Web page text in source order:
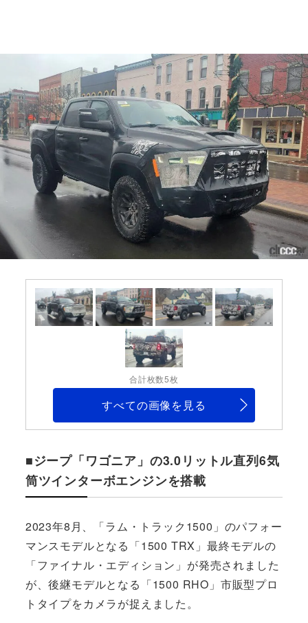
合計枚数5枚
すべての画像を見る
■ジープ「ワゴニア」の3.0リットル直列6気
筒ツインターボエンジンを搭載
2023年8月、「ラム・トラック1500」のパフォー
マンスモデルとなる「1500 TRX」最終モデルの
「ファイナル・エディション」が発売されました
が、後継モデルとなる「1500 RHO」市販型プロ
トタイプをカメラが捉えました。